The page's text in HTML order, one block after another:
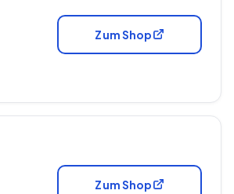
Zum Shop
Zum Shop